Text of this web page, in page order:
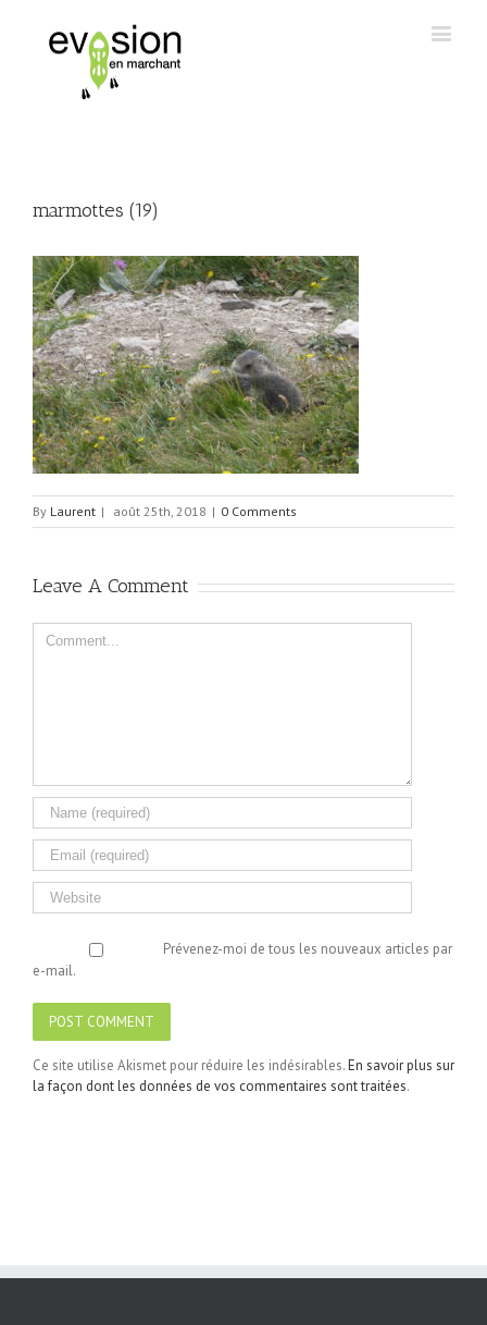
marmottes (19)
By Laurent | août 25th, 2018 | 0 Comments
Leave A Comment
Comment
Prévenez-moi de tous les nouveaux articles par
e-mail.
Ce site utilise Akismet pour réduire les indésirables.En savoir plus sur
la façon dont les données de vos commentaires sont traitées.